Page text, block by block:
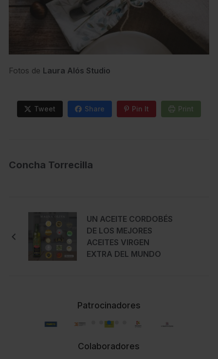
Fotos de Laura Alós Studio
Tweet Share Pin It Print
Concha Torrecilla
UN ACEITE CORDOBÉS
DE LOS MEJORES
ACEITES VIRGEN
EXTRA DEL MUNDO
Patrocinadores
Colaboradores